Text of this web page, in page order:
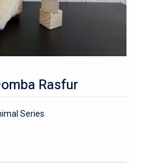
Rasfur
Series